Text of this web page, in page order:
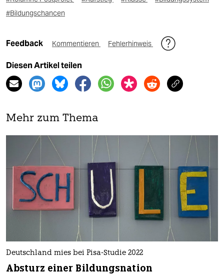
#Bildungschancen
Feedback Kommentieren Fehlerhinweis
Diesen Artikel teilen
Mehr zum Thema
Deutschland mies bei Pisa-Studie 2022
Absturz einer Bildungsnation